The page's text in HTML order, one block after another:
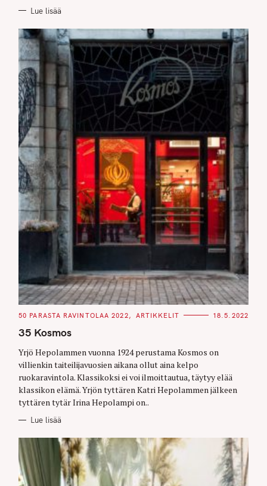
Lue lisää
C
T
E
O
R
I
S
50 PARASTA RAVINTOLAA 2022 ARTIKKELIT 18.5.2022
35 Kosmos
Yrjö Hepolammen vuonna 1924 perustama Kosmos on
villienkin taiteilijavuosien aikana ollut aina kelpo
ruokaravintola. Klassikoksi ei voi ilmoittautua, täytyy elää
klassikon elämä. Yrjön tyttären Katri Hepolammen jälkeen
tyttären tytär Irina Hepolampi on..
Lue lisää